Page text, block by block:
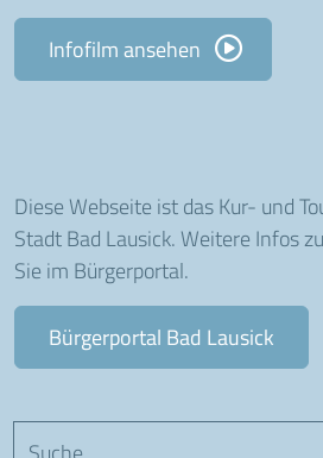
Infofilm ansehen
Diese Webseite ist das Kur- und
Stadt Bad Lausick. Weitere Infos
Sie im Bürgerportal.
Bürgerportal Bad Lausick